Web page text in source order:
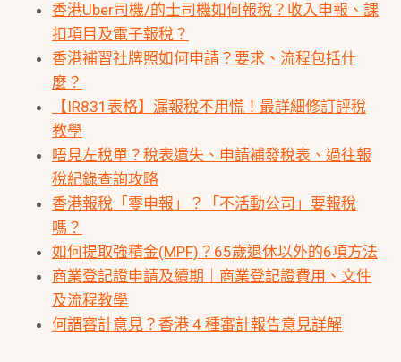
香港Uber司機/的士司機如何報稅？收入申報、課
扣項目及電子報稅？
香港補習社牌照如何申請？要求、流程包括什
麼？
【IR831表格】漏報稅不用慌！最詳細修訂評稅
教學
唔見左稅單？稅表遺失、申請補發稅表、過往報
稅紀錄查詢攻略
香港報稅「零申報」？「不活動公司」要報稅
嗎？
如何提取強積金(MPF)？65歲退休以外的6項方法
商業登記證申請及續期｜商業登記證費用、文件
及流程教學
何謂審計意見？香港 4 種審計報告意見詳解